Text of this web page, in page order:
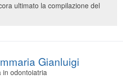
ultimato la compilazione del
Gianluigi
in odontoiatria